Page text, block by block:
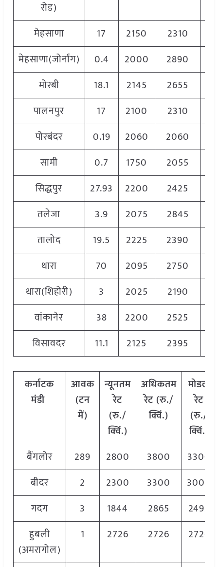
रोड)
मेहसाणा 17 2150 2310
मेहसाणा(जोर्नांग)
0.4 2000 2890
मोरबी
18.1 2145 2655
पालनपुर
17 2100 2310
पोरबंदर
0.19 2060 2060
सामी
0.7 1750 2055
सिद्धपुर
27.93 2200 2425
तलेजा
3.9 2075 2845
तालोद
19.5 2225 2390
थारा
70 2095 2750
थारा(शिहोरी)
3 2025 2190
वांकानेर
38 2200 2525
विसावदर
11.1 2125 2395
कर्नाटक
मंडी
आवक
(टन
में)
न्यूनतम
रेट
(रु./
क्विं.)
अधिकतम
रेट (रु./
क्विं.)
मोडल
रेट
(रु./
क्विं.)
बैंगलोर
289 2800 3800
3300
बीदर
2 2300 3300
3000
गदग
3 1844 2865
2493
हुबली
(अमरागोल)
1 2726 2726 2726